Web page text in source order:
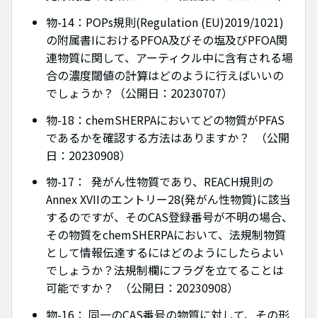
物-14：POPs規則(Regulation (EU)2019/1021)
の附属書IにおけるPFOA及びその塩及びPFOA関
連物質に関して、アーティクル中に含有される場
合の濃度閾値の計算はどのように行えばいいの
でしょうか？（公開日：20230707）
物-18：chemSHERPAにおいてどの物質がPFAS
であるかを確認する方法はありますか？ （公開
日：20230908）
物-17： 発がん性物質であり、REACH規則の
Annex XVIIのエントリー28(発がん性物質)に該当
するのですが、そのCAS登録番号が不明の場合、
その物質をchemSHERPAにおいて、法規制物質
として情報伝達するにはどのようにしたらよい
でしょうか？法規制欄にフラグを立てることは
可能ですか？ （公開日：20230908）
物-16： 同一のCAS番号の物質に対して、その形